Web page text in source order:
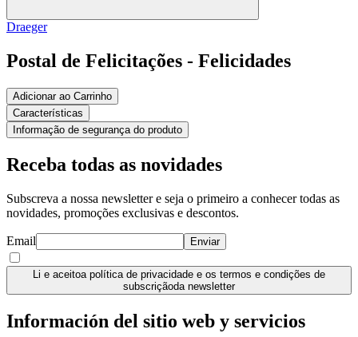
Draeger
Postal de Felicitações - Felicidades
Adicionar ao Carrinho
Características
Informação de segurança do produto
Receba todas as novidades
Subscreva a nossa newsletter e seja o primeiro a conhecer todas as
novidades, promoções exclusivas e descontos.
Email Enviar
Li e aceitoa política de privacidade e os termos e condições de
subscriçãoda newsletter
Información del sitio web y servicios